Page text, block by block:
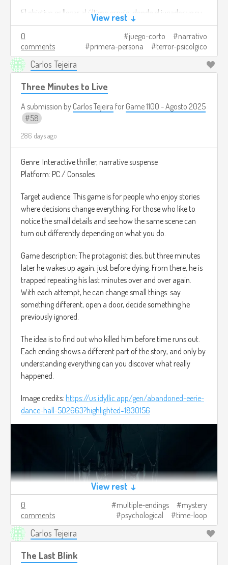
pumpkins and stop them.
Bad ending: if you only seek to escape, the
neighborhood will be left to its fate and the shadows
will consume everything.
This game is not only about learning to differentiate
kind of person you are when fear puts you to the test.
Image credits:https://store.epicgames.com/es-
MX/p/halloween-world-187b24
El objetivo es llegar al último espejo, donde el jugador ve su
rostro claramente por primera vez y descubre que no es
realmente él.
Créditos de imagen:
https://www.newscientist.com/article/dn24466-the-
halloween-trick-that-conjures-ghosts-of-the-mind/
View rest ↓
0
comments
juego-corto
narrativo
primera-persona
terror-psicolgico
Carlos Tejeira
Three Minutes to Live
A submission by Carlos Tejeira for Game 1100 - Agosto 2025
58
286 days ago
Genre: Interactive thriller, narrative suspense
Platform: PC / Consoles
Target audience: This game is for people who enjoy stories
where decisions change everything. For those who like to
notice the small details and see how the same scene can
turn out differently depending on what you do.
Game description: The protagonist dies, but three minutes
later he wakes up again, just before dying. From there, he is
trapped repeating his last minutes over and over again.
With each attempt, he can change small things: say
something different, open a door, decide something he
previously ignored.
The idea is to find out who killed him before time runs out.
Each ending shows a different part of the story, and only by
understanding everything can you discover what really
happened.
Image credits: https://us.idyllic.app/gen/abandoned-eerie-
dance-hall-502663?highlighted=1830156
View rest ↓
0
comments
multiple-endings
mystery
psychological
time-loop
Carlos Tejeira
The Last Blink